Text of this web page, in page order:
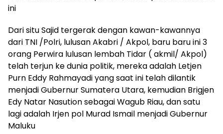
ini
Dari situ Sajid tergerak dengan kawan-kawannya
dari TNI /Polri, lulusan Akabri / Akpol, baru baru ini 3
orang Perwira lulusan lembah Tidar ( akmil/ Akpol)
telah terjun ke dunia politik, mereka adalah Letjen
Purn Eddy Rahmayadi yang saat ini telah dilantik
menjadi Gubernur Sumatera Utara, kemudian Brigjen
Edy Natar Nasution sebagai Wagub Riau, dan satu
lagi adalah Irjen pol Murad Ismail menjadi Gubernur
Maluku